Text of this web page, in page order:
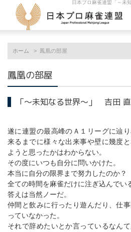
日本プロ麻雀連盟「～未
ホーム 鳳凰の部屋
鳳凰の部屋
「～未知なる世界～」 吉田 直
遂に連盟の最高峰のＡ１リーグに辿
来るまでに様々な出来事や壁に幾度
ようと思ったかはわからない。
その度にいつも自分に問いかけた。
本当に自分の限界まで努力したのか？
全ての時間を麻雀だけに注ぎ込んでい
答えは当然ノーだ。
仲間と飲みに行ったり遊んだり、仕
っていなかった。
それで辞めたいとか言っているなん